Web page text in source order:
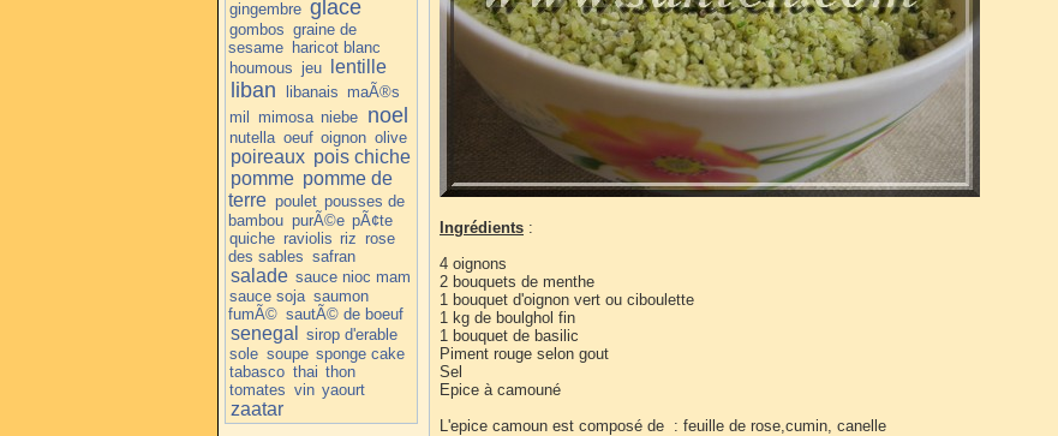
gingembre glace
gombos graine de
sesame haricot blanc
houmous jeu lentille
liban libanais maÃ®s
mil mimosa niebe noel
nutella oeuf oignon olive
poireaux pois chiche
pomme pomme de
terre poulet pousses de
bambou purÃ©e pÃ¢te
quiche raviolis riz rose
des sables safran
salade sauce nioc mam
sauce soja saumon
fumÃ© sautÃ© de boeuf
senegal
sirop d'erable
sole soupe sponge cake
tabasco thai thon
tomates vin yaourt
zaatar
Ingrédients :
4 oignons
2 bouquets de menthe
1 bouquet d'oignon vert ou ciboulette
1 kg de boulghol fin
1 bouquet de basilic
Piment rouge selon gout
Sel
Epice à camouné
L'epice camoun est composé de : feuille de rose,cumin, canelle